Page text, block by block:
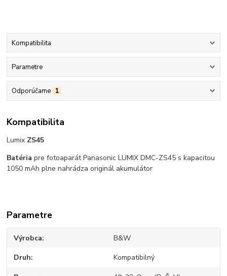
Kompatibilita
Parametre
Odporúčame 1
Kompatibilita
Lumix ZS45
Batéria pre fotoaparát Panasonic LUMIX DMC-ZS45 s kapacitou
1050 mAh plne nahrádza originál akumulátor
Parametre
Výrobca B&W
Druh Kompatibilný